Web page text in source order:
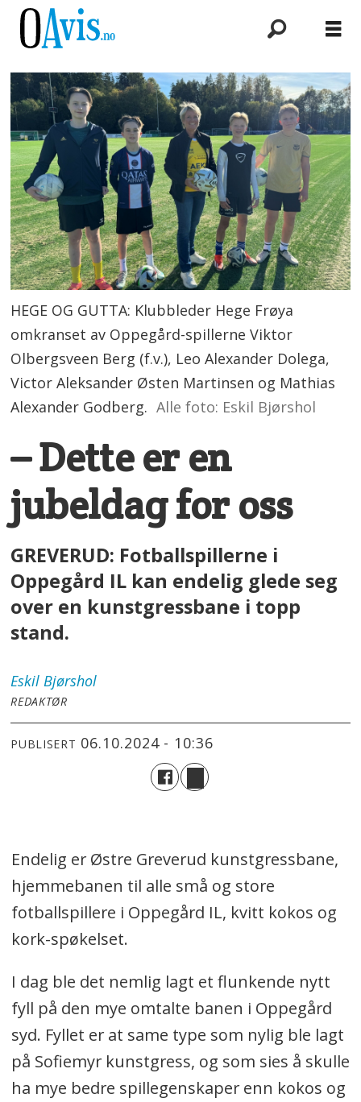
HEGE OG GUTTA: Klubbleder Hege Frøya
omkranset av Oppegård-spillerne Viktor
Olbergsveen Berg (f.v.), Leo Alexander Dolega,
Victor Aleksander Østen Martinsen og Mathias
Alexander Godberg. Alle foto: Eskil Bjørshol
– Dette er en
jubeldag for oss
GREVERUD: Fotballspillerne i
Oppegård IL kan endelig glede seg
over en kunstgressbane i topp
stand.
Eskil Bjørshol
REDAKTØR
PUBLISERT 06.10.2024 - 10:36
Endelig er Østre Greverud kunstgressbane,
hjemmebanen til alle små og store
fotballspillere i Oppegård IL, kvitt kokos og
kork-spøkelset.
I dag ble det nemlig lagt et flunkende nytt
fyll på den mye omtalte banen i Oppegård
syd. Fyllet er at same type som nylig ble lagt
på Sofiemyr kunstgress, og som sies å skulle
ha mye bedre spillegenskaper enn kokos og